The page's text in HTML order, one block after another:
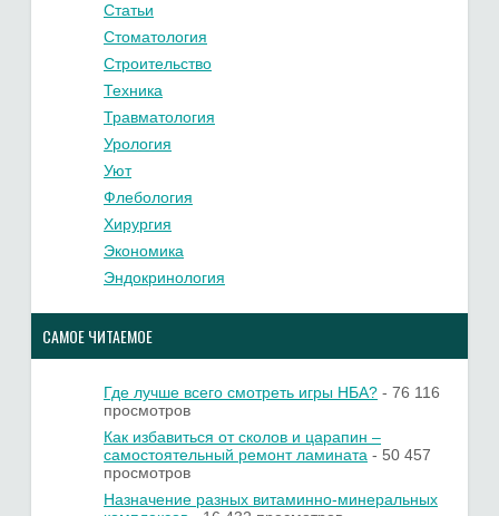
Статьи
Стоматология
Строительство
Техника
Травматология
Урология
Уют
Флебология
Хирургия
Экономика
Эндокринология
САМОЕ ЧИТАЕМОЕ
Где лучше всего смотреть игры НБА? - 76 116
просмотров
Как избавиться от сколов и царапин –
самостоятельный ремонт ламината - 50 457
просмотров
Назначение разных витаминно-минеральных